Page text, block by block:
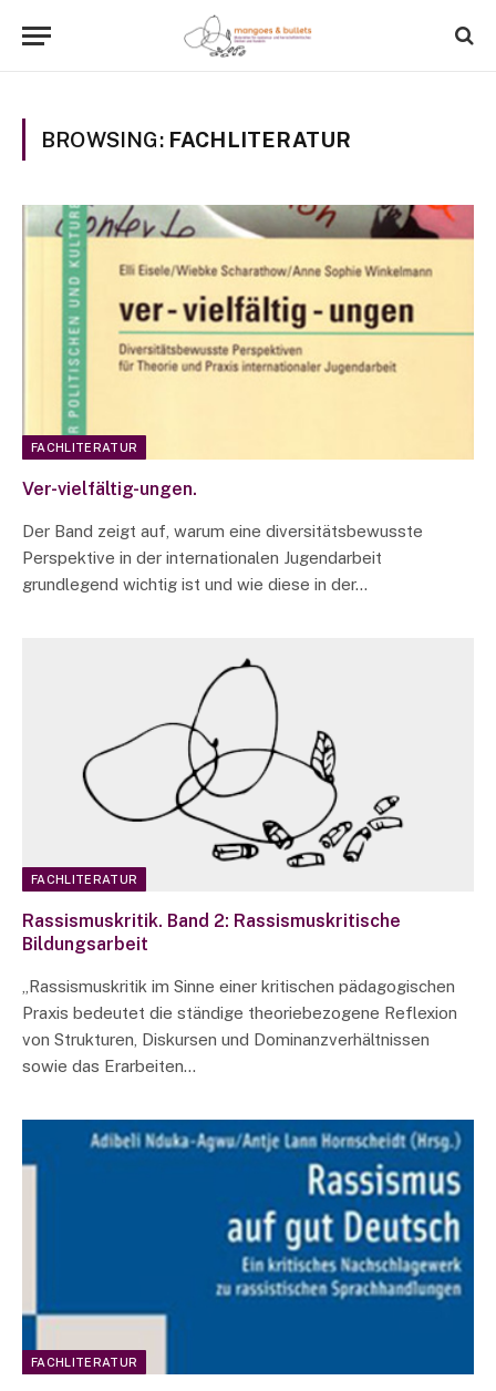
BROWSING: FACHLITERATUR
FACHLITERATUR
Ver-vielfältig-ungen.
Der Band zeigt auf, warum eine diversitätsbewusste
Perspektive in der internationalen Jugendarbeit
grundlegend wichtig ist und wie diese in der…
FACHLITERATUR
Rassismuskritik. Band 2: Rassismuskritische
Bildungsarbeit
„Rassismuskritik im Sinne einer kritischen pädagogischen
Praxis bedeutet die ständige theoriebezogene Reflexion
von Strukturen, Diskursen und Dominanzverhältnissen
sowie das Erarbeiten…
FACHLITERATUR